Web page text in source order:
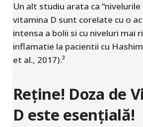
Un alt studiu arata ca
vitamina D sunt corelate cu o
intensa a bolii si cu niveluri mai
inflamatie la pacientii cu
et al., 2017).³
Reține! Doza de
D este esențială!